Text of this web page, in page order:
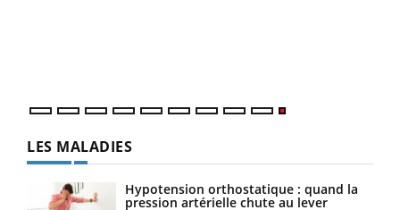
LES MALADIES
Hypotension orthostatique : quand la
pression artérielle chute au lever